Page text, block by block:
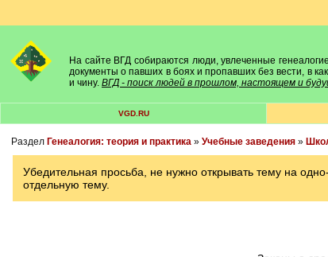
На сайте ВГД собираются люди, увлеченные
документы о павших в боях и пропавших без вести, в
и чину. ВГД - поиск людей в прошлом, настоящем и
VGD.RU
Раздел Генеалогия: теория и практика» Учебные заведения»
Убедительная просьба, не нужно открывать тему на
отдельную тему.